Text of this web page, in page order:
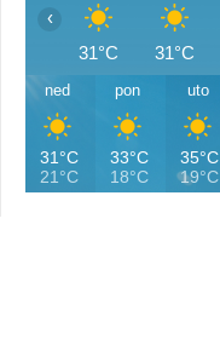
31°C 31°C
‹
ned
31°C
21°C
pon
33°C
18°C
uto
35°C
19°C